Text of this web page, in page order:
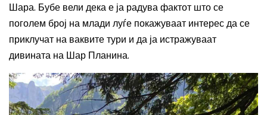
Шара. Бубе вели дека е ја радува фактот што се
поголем број на млади луѓе покажуваат интерес да се
приклучат на ваквите тури и да ја истражуваат
дивината на Шар Планина.